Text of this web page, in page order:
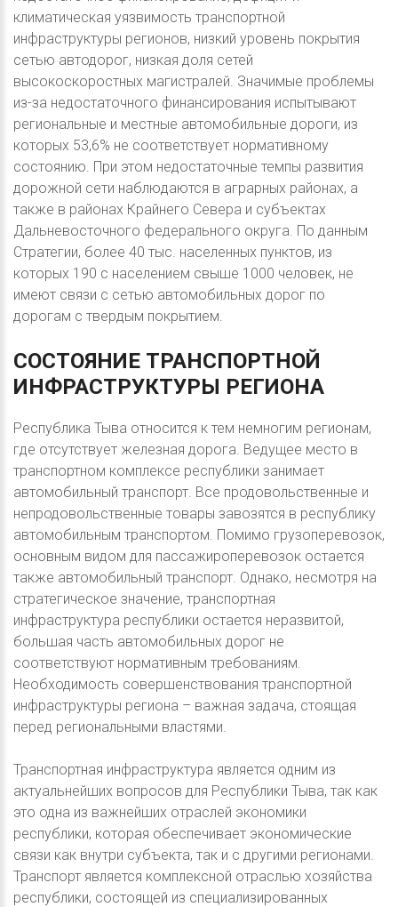
климатическая уязвимость транспортной
инфраструктуры регионов, низкий уровень покрытия
сетью автодорог, низкая доля сетей
высокоскоростных магистралей. Значимые проблемы
из-за недостаточного финансирования испытывают
региональные и местные автомобильные дороги, из
которых 53,6% не соответствует нормативному
состоянию. При этом недостаточные темпы развития
дорожной сети наблюдаются в аграрных районах, а
также в районах Крайнего Севера и субъектах
Дальневосточного федерального округа. По данным
Стратегии, более 40 тыс. населенных пунктов, из
которых 190 с населением свыше 1000 человек, не
имеют связи с сетью автомобильных дорог по
дорогам с твердым покрытием.
СОСТОЯНИЕ ТРАНСПОРТНОЙ
ИНФРАСТРУКТУРЫ РЕГИОНА
Республика Тыва относится к тем немногим регионам,
где отсутствует железная дорога. Ведущее место в
транспортном комплексе республики занимает
автомобильный транспорт. Все продовольственные и
непродовольственные товары завозятся в республику
автомобильным транспортом. Помимо грузоперевозок,
основным видом для пассажироперевозок остается
также автомобильный транспорт. Однако, несмотря на
стратегическое значение, транспортная
инфраструктура республики остается неразвитой,
большая часть автомобильных дорог не
соответствуют нормативным требованиям.
Необходимость совершенствования транспортной
инфраструктуры региона – важная задача, стоящая
перед региональными властями.
Транспортная инфраструктура является одним из
актуальнейших вопросов для Республики Тыва, так как
это одна из важнейших отраслей экономики
республики, которая обеспечивает экономические
связи как внутри субъекта, так и с другими регионами.
Транспорт является комплексной отраслью хозяйства
республики, состоящей из специализированных